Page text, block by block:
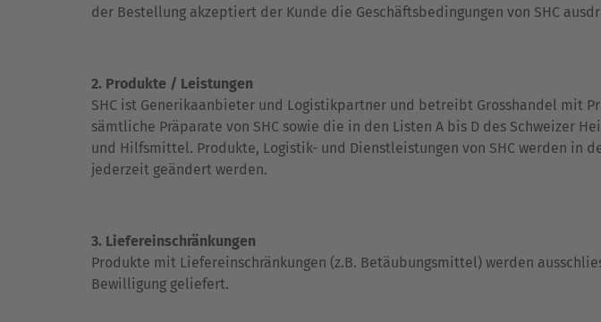
der Bestellung akzeptiert der Kunde die Geschäftsbedingungen von SHC
2. Produkte / Leistungen
SHC ist Generikaanbieter und Logistikpartner und betreibt Grosshandel mit
sämtliche Präparate von SHC sowie die in den Listen A bis D des
und Hilfsmittel. Produkte, Logistik- und Dienstleistungen von SHC werden in
jederzeit geändert werden.
3. Liefereinschränkungen
Produkte mit Liefereinschränkungen (z.B. Betäubungsmittel) werden
Bewilligung geliefert.